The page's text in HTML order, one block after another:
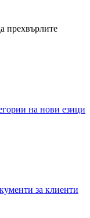
прехвърлите
на нови езици
за клиенти